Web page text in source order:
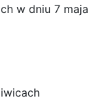
w dniu 7 maja